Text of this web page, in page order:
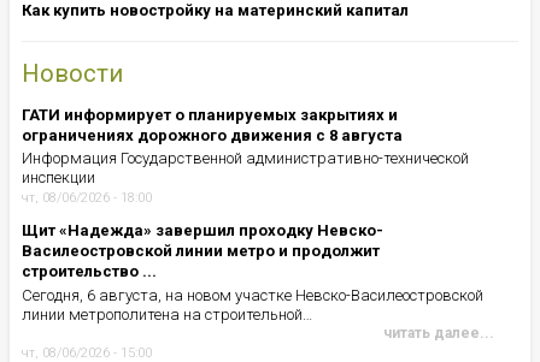
Как купить новостройку на материнский капитал
Новости
ГАТИ информирует о планируемых закрытиях и
ограничениях дорожного движения с 8 августа
Информация Государственной административно-технической
инспекции
чт, 08/06/2026 - 18:00
Щит «Надежда» завершил проходку Невско-
Василеостровской линии метро и продолжит
строительство ...
Сегодня, 6 августа, на новом участке Невско-Василеостровской
линии метрополитена на строительной…
читать далее...
чт, 08/06/2026 - 15:00